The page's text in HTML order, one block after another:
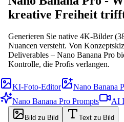
kreative Freiheit
Generieren Sie native 4K-Bilder
Nuancen versteht. Von
Deliverables – Nano Banana Pro
Kontrolle, die Profis verlangen.
KI-Foto-Editor
Nano Banana
Nano Banana Pro Prompts
AI
Bild zu Bild Text zu Bild